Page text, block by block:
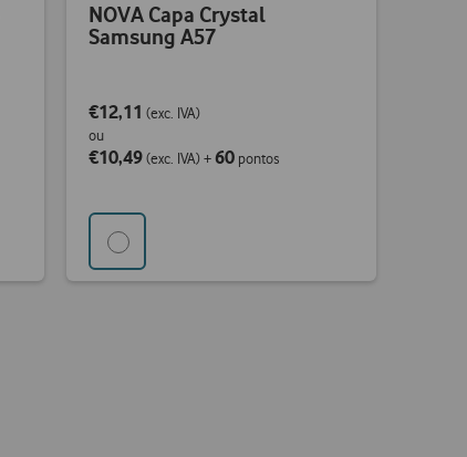
NOVA Capa Crystal
Samsung A57
€12,11 (exc. IVA)
ou
€10,49(exc. IVA)+60 pontos